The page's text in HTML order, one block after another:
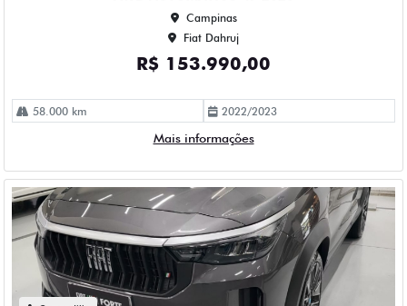
2025/2026
Mais informações